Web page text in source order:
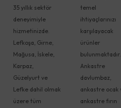
35 yıllık sektör
deneyimiyle
hizmetinizde.
Lefkoşa, Girne,
Mağusa, İskele,
Karpaz,
Güzelyurt ve
Lefke dahil olmak
üzere tüm
temel
ihtiyaçlarınızı
karşılayacak
ürünler
bulunmaktadır.
Ankastre
davlumbaz,
ankastre ocak
ankastre fırın